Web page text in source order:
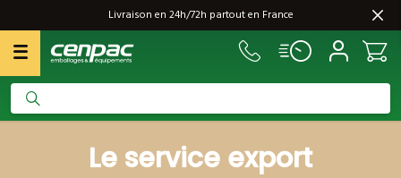
Livraison en 24h/72h partout en France
Le service export